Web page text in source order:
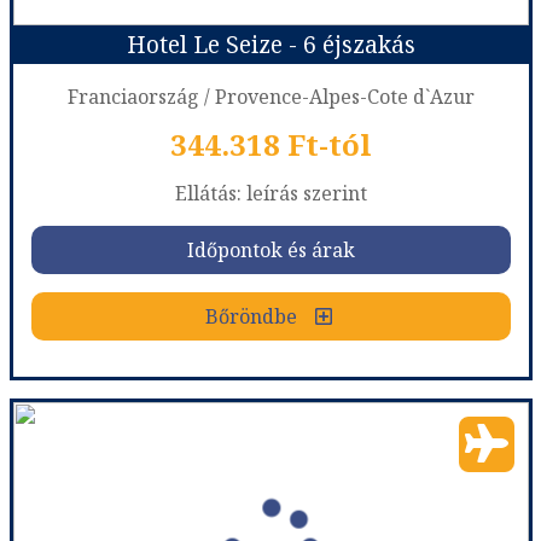
Időpont: 2027-01-11 | 4 éj
már 331.638 Ft-tól
Időpontok és árak
Bőröndbe
Hotel Le Seize - 6 éjszakás
Franciaország / Provence-Alpes-Cote d`Azur
344.318 Ft-tól
Ellátás: leírás szerint
Időpontok és árak
Bőröndbe
Hotel Le Seize - 6 éjszakás
Város:Nice
Utazás módja: Repülővel